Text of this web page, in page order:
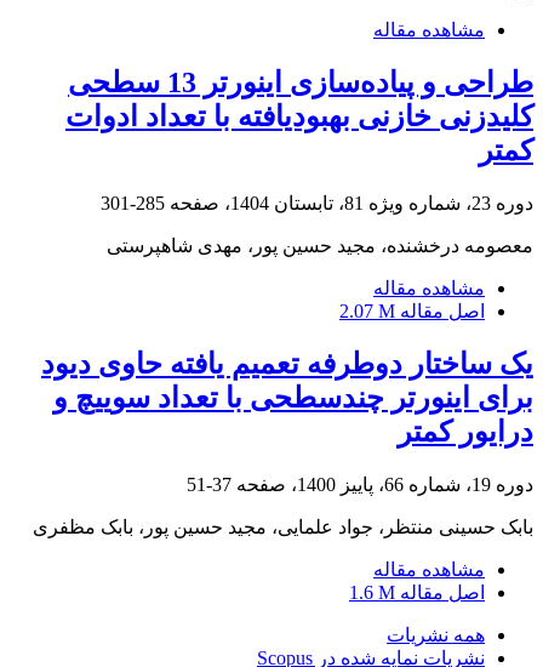
مشاهده مقاله
طراحی و پیاده‌سازی اینورتر 13 سطحی
کلیدزنی خازنی بهبودیافته با تعداد ادوات
کمتر
دوره 23، شماره ویژه 81، تابستان 1404، صفحه 285-301
معصومه درخشنده، مجید حسین پور، مهدی شاهپرستی
مشاهده مقاله
اصل مقاله 2.07 M
یک ساختار دوطرفه تعمیم یافته حاوی دیود
برای اینورتر چندسطحی با تعداد سوییچ و
درایور کمتر
دوره 19، شماره 66، پاییز 1400، صفحه 37-51
بابک حسینی منتظر، جواد علمایی، مجید حسین پور، بابک مظفری
مشاهده مقاله
اصل مقاله 1.6 M
همه نشریات
نشریات نمایه شده در Scopus